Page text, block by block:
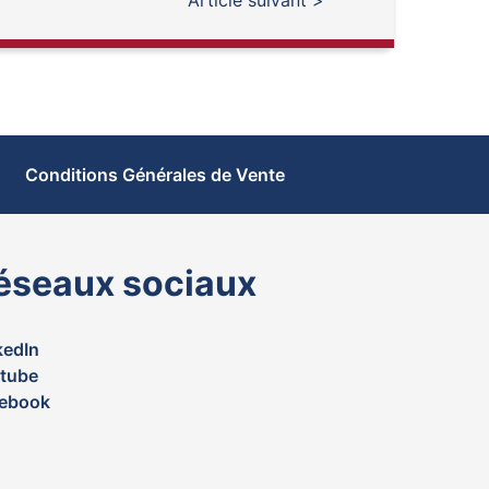
Conditions Générales de Vente
sociaux